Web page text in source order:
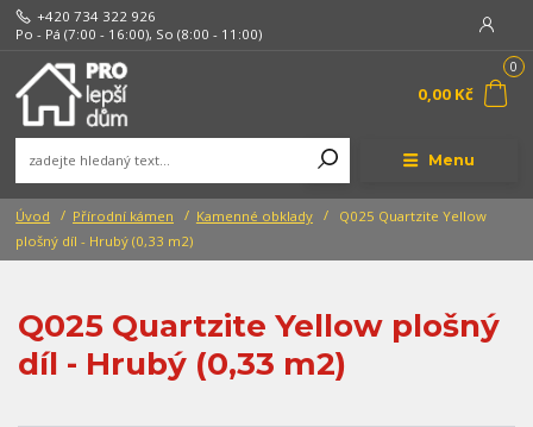
Menu
+420 734 322 926
Po - Pá (7:00 - 16:00), So (8:00 - 11:00)
0
0,00 Kč
Úvod Přírodní kámen Kamenné obklady
Q025 Quartzite Yellow
plošný díl - Hrubý (0,33 m2)
Q025 Quartzite Yellow plošný
díl - Hrubý (0,33 m2)